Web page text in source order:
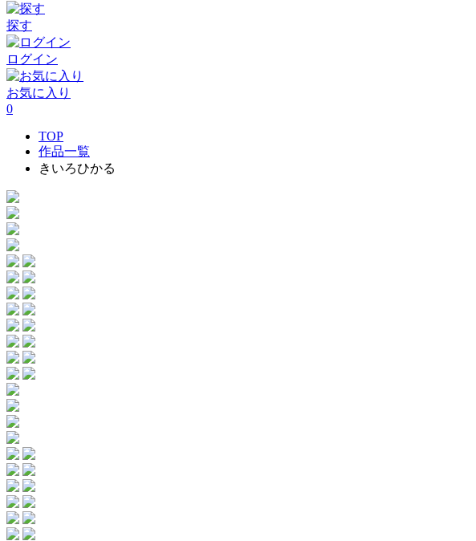
探す
ログイン
お気に入り
0
TOP
作品一覧
きいろひかる